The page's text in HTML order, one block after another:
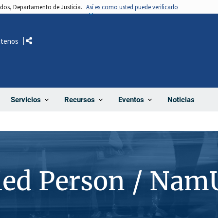
Departamento de Justicia. Así es como usted puede verificarlo
Servicios Recursos Eventos Noticias
Comparte
Person /